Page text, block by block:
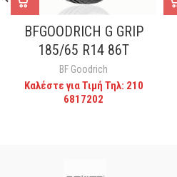
BFGOODRICH G GRIP
185/65 R14 86T
BF Goodrich
Καλέστε για Τιμή Τηλ: 210
6817202